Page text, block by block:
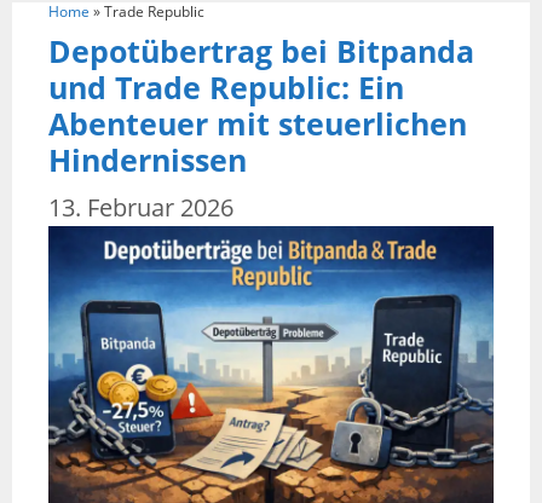
Home »Trade Republic
Depotübertrag bei Bitpanda
und Trade Republic: Ein
Abenteuer mit steuerlichen
Hindernissen
13. Februar 2026